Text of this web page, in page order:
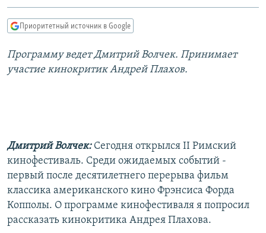
Вернутся
поиску
КАВКАЗ.РЕАЛИИ
СЕВЕР.РЕАЛИИ
СИБИРЬ.РЕАЛИИ
СОЦИАЛЬНЫЕ СЕТИ
Приоритетный источник в Google
Программу ведет Дмитрий Волчек. Принимает
участие кинокритик Андрей Плахов.
Дмитрий Волчек: Сегодня открылся II Римский
кинофестиваль. Среди ожидаемых событий -
первый после десятилетнего перерыва фильм
классика американского кино Фрэнсиса Форда
Копполы. О программе кинофестиваля я попросил
рассказать кинокритика Андрея Плахова.